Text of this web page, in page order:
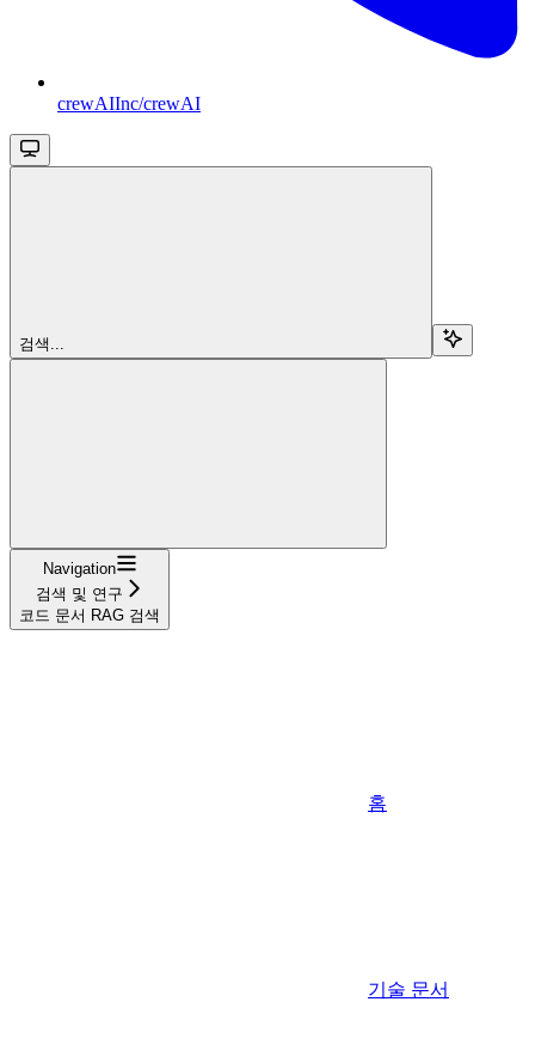
crewAIInc/crewAI
검색...
Navigation
검색 및 연구
코드 문서 RAG 검색
홈
기술 문서